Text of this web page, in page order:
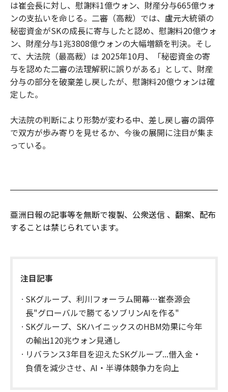
は崔会長に対し、慰謝料1億ウォン、財産分与665億ウォ
ンの支払いを命じる。二審（高裁）では、盧元大統領の
秘密資金がSKの成長に寄与したと認め、慰謝料20億ウォ
ン、財産分与1兆3808億ウォンの大幅増額を判決。そし
て、大法院（最高裁）は 2025年10月、「秘密資金の寄
与を認めた二審の法理解釈に誤りがある」として、財産
分与の部分を破棄差し戻したが、慰謝料20億ウォンは確
定した。
大法院の判断により形勢が変わる中、差し戻し審の調停
で双方が歩み寄りを見せるか、今後の展開に注目が集ま
っている。
亜洲日報の記事等を無断で複製、公衆送信 、翻案、配布
することは禁じられています。
注目記事
SKグループ、利川フォーラム開幕…崔泰源会
長"グローバルで勝てるソブリンAIを作る"
SKグループ、SKハイニックスのHBM効果に今年
の輸出120兆ウォン見通し
リバランス3年目を迎えたSKグループ...借入金・
負債を減少させ、AI・半導体競争力を向上